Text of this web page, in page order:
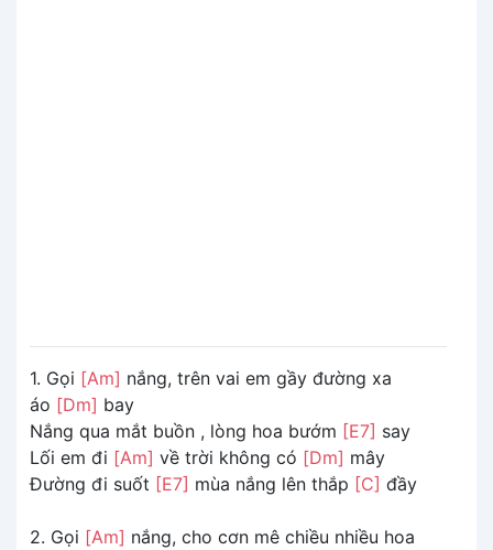
1. Gọi [Am] nắng, trên vai em gầy đường xa
áo [Dm] bay
Nắng qua mắt buồn , lòng hoa bướm [E7] say
Lối em đi [Am] về trời không có [Dm] mây
Đường đi suốt [E7] mùa nắng lên thắp [C] đầy
2. Gọi [Am] nắng, cho cơn mê chiều nhiều hoa